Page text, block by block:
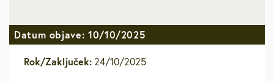
Datum objave: 10/10/2025
Rok/Zaključek: 24/10/2025